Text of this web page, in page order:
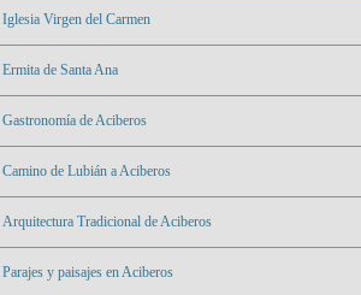
Iglesia Virgen del Carmen
Ermita de Santa Ana
Gastronomía de Aciberos
Camino de Lubián a Aciberos
Arquitectura Tradicional de Aciberos
Parajes y paisajes en Aciberos